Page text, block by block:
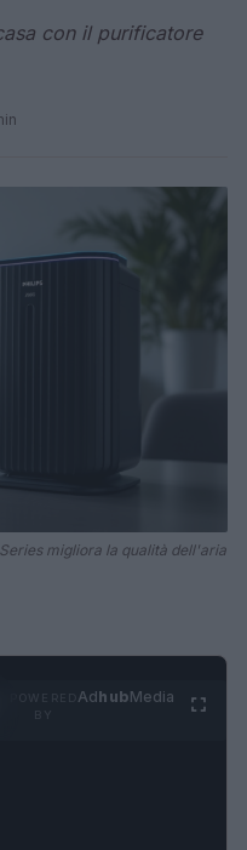
con il purificatore
migliora la qualità dell'aria
AdhubMedia